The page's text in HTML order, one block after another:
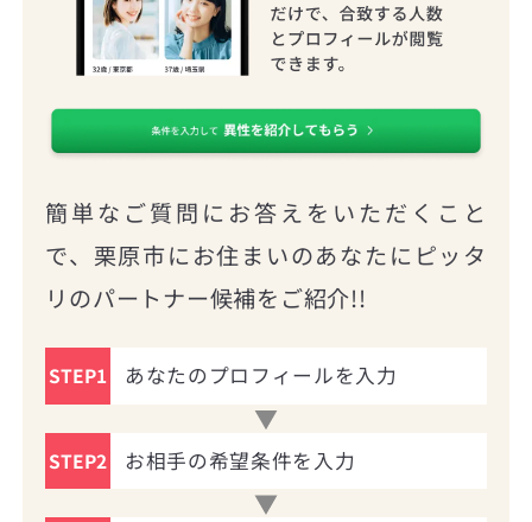
簡単なご質問にお答えをいただくこと
で、栗原市にお住まいのあなたにピッタ
リのパートナー候補をご紹介!!
STEP1 あなたのプロフィールを入力
STEP2 お相手の希望条件を入力